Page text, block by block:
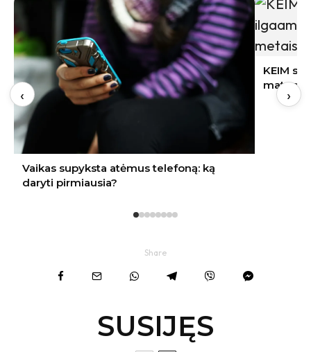
KEIM sol-silikatinių dažų ilgaamžiškumas:
matuojamas ne metais, o dešimtmečiais
10
pasijusti
‹ ›
Share
SUSIJĘS